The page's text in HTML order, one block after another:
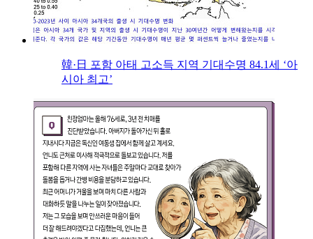
韓·日 포함 아태 고소득 지역 기대수명 84.1세 ‘아
시아 최고’